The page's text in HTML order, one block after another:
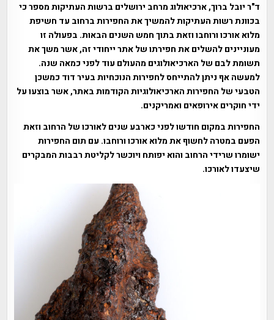
ד"ר יובל ברוך, ארכיאולוג מרחב ירושלים ברשות העתיקות מספר כי
בכוונת רשות העתיקות להמשיך את החפירות ברחוב עד חשיפת
מלוא אורכו ורוחבו וזאת בתוך חמש השנים הבאות. בפעולה זו
מעוניינים להשלים את חפירתו של אתר ייחודי זה, אשר משך את
תשומת לבם של הארכיאולוגים מהעולם עוד לפני כמאה שנה.
למעשה אף ניתן להתייחס לחפירות הנוכחיות בעיר דוד כמשכן
הטבעי של החפירות הארכיאולוגיות הקודמות באתר, אשר בוצעו על
ידי חוקרים אירופאים ואמריקנים.
החפירות במקום חודשו לפני כארבע שנים לאורכו של הרחוב וזאת
הפעם במטרה לחשוף את מלוא אורכו ורוחבו. עם תום החפירות
ישומרו שרידי הרחוב והוא יפותח ויוכשר לקליטת רבבות המבקרים
שיצעדו לאורכו.